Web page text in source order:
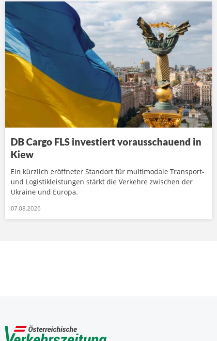
DB Cargo FLS investiert vorausschauend in
Kiew
Ein kürzlich eröffneter Standort für multimodale Transport-
und Logistikleistungen stärkt die Verkehre zwischen der
Ukraine und Europa.
07.08.2026